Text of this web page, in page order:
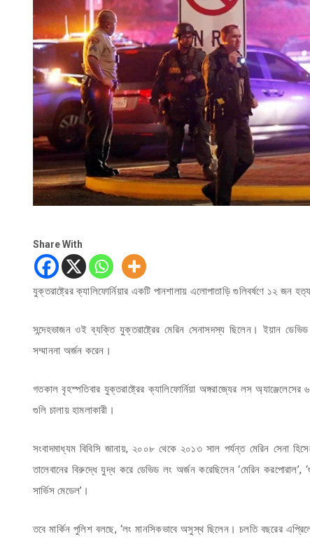
Share With
যুক্তরাষ্ট্রের ক্যালিফোর্নিয়ার একটি পানশালায় এলোপাতাড়ি গুলিবর্ষণে ১২
সন্দেহভাজন ওই ব্যক্তি যুক্তরাষ্ট্রের মেরিন সেনাসদস্য ছিলেন। ইয়ান
সম্মাননা অর্জন করেন।
গতকাল বৃহস্পতিবার যুক্তরাষ্ট্রের ক্যালিফোর্নিয়া অঙ্গরাজ্যের লস
গুলি চালায় হামলাকারী।
সংবাদমাধ্যম বিবিসি জানায়, ২০০৮ থেকে ২০১৩ সাল পর্যন্ত মেরিন সেনা
তালেবানের বিরুদ্ধে যুদ্ধ করে ডেভিড লং অর্জন করেছিলেন ‘মেরিন
সার্ভিস মেডেল’।
তবে মার্কিন পুলিশ বলছে, ‘লং মানসিকভাবে অসুস্থ ছিলেন। চলতি বছরের